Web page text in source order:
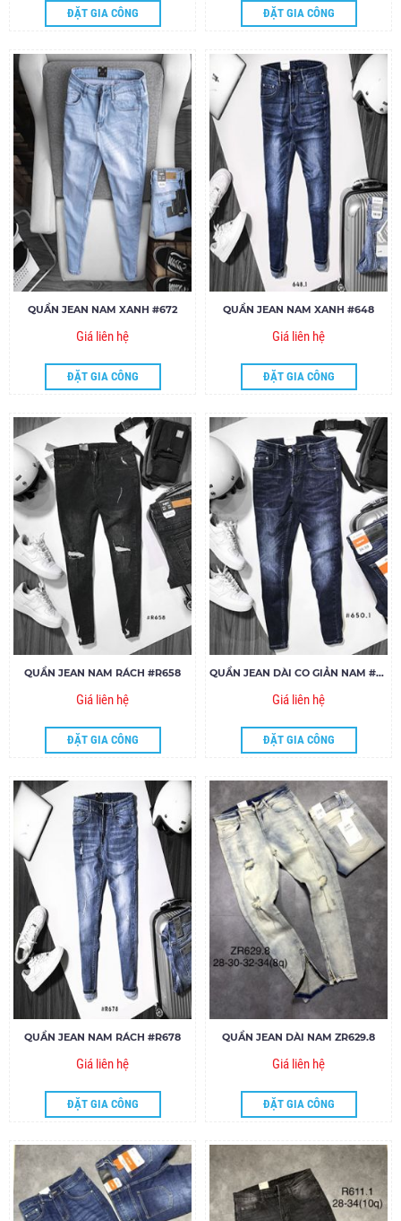
ĐẶT GIA CÔNG ĐẶT GIA CÔNG
QUẦN JEAN NAM XANH #672
Giá liên hệ
ĐẶT GIA CÔNG
QUẦN JEAN NAM XANH #648
Giá liên hệ
ĐẶT GIA CÔNG
QUẦN JEAN NAM RÁCH #R658
Giá liên hệ
ĐẶT GIA CÔNG
QUẦN JEAN DÀI CO GIẢN NAM #650
Giá liên hệ
ĐẶT GIA CÔNG
QUẦN JEAN NAM RÁCH #R678
Giá liên hệ
ĐẶT GIA CÔNG
QUẦN JEAN DÀI NAM ZR629.8
Giá liên hệ
ĐẶT GIA CÔNG